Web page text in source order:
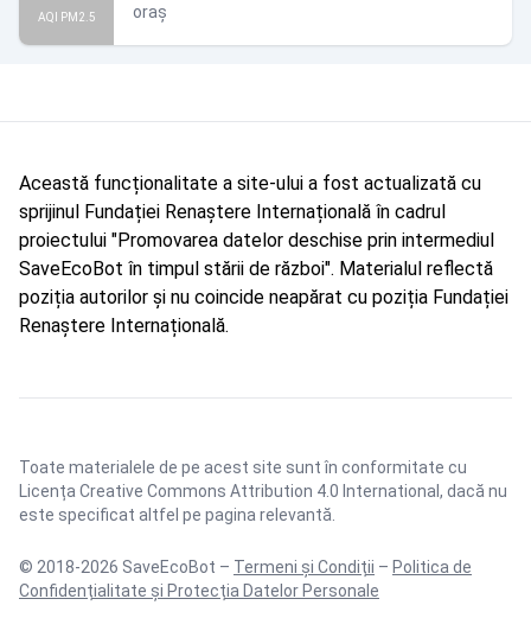
AQI PM2.5 oraș
Această funcționalitate a site-ului a fost actualizată cu
sprijinul Fundației Renaștere Internațională în cadrul
proiectului "Promovarea datelor deschise prin intermediul
SaveEcoBot în timpul stării de război". Materialul reflectă
poziția autorilor și nu coincide neapărat cu poziția Fundației
Renaștere Internațională.
Toate materialele de pe acest site sunt în conformitate cu
Licența Creative Commons Attribution 4.0 International , dacă nu
este specificat altfel pe pagina relevantă.
© 2018-2026 SaveEcoBot – Termeni și Condiții – Politica de
Confidențialitate și Protecția Datelor Personale